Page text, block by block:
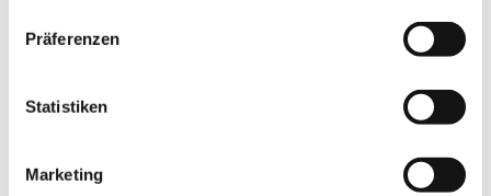
Präferenzen
Statistiken
Marketing